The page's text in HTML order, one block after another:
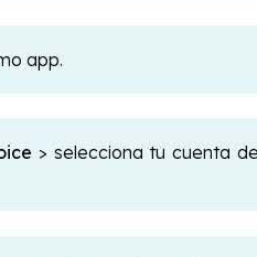
app.
> selecciona tu cuenta